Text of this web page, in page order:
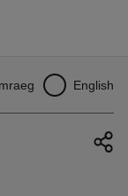
English